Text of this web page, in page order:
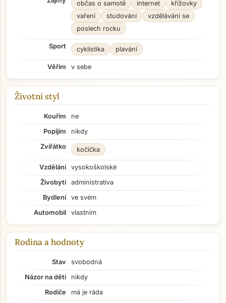
občas o samotě internet
křížovky
vaření
studování
vzdělávání se
poslech rocku
Sport cyklistika plavání
Věřím v sebe
Životní styl
Kouřím
ne
Popíjím
nikdy
Zvířátko
kočička
Vzdělání
vysokoškolské
Živobytí
administrativa
Bydlení
ve svém
Automobil
vlastním
Rodina a hodnoty
Stav
svobodná
Názor na děti
nikdy
Rodiče
má je ráda